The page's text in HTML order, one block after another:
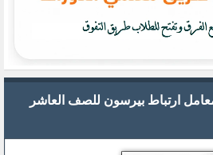
ارتباط بيرسون للصف العاشر